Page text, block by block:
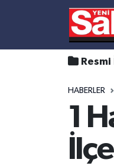
HABERLER
1